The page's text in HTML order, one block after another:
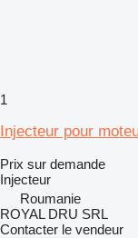
1
Injecteur pour
Prix sur demande
Injecteur
Roumanie
ROYAL DRU SRL
Contacter le vendeur